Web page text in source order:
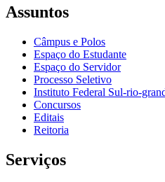
Assuntos
Câmpus e Polos
Espaço do Estudante
Espaço do Servidor
Processo Seletivo
Instituto Federal Sul-rio-
Concursos
Editais
Reitoria
Serviços